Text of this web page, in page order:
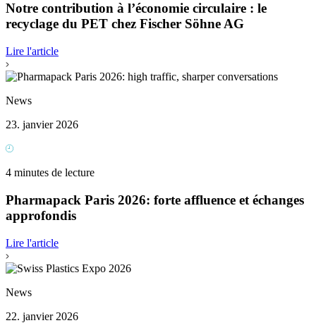
Notre contribution à l’économie circulaire : le
recyclage du PET chez Fischer Söhne AG
Lire l'article
News
23. janvier 2026
4 minutes de lecture
Pharmapack Paris 2026: forte affluence et échanges
approfondis
Lire l'article
News
22. janvier 2026